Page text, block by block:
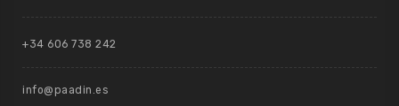
+34 606 738 242
info@paadin.es